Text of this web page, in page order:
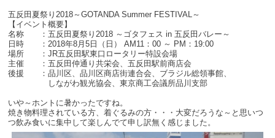
五反田夏祭り2018～GOTANDA Summer FESTIVAL～
【イベント概要】
名称 ：五反田夏祭り2018 ～ゴタフェス in 五反田バレー～
日時 ：2018年8月5日（日） AM11：00 ～ PM：19:00
場所 ：JR五反田駅東口ロータリー特設会場
主催 ：五反田仲通り共栄会、五反田駅前商店会
後援 ：品川区、品川区商店街連合会、ブラジル総領事館、
しながわ観光協会、東京商工会議所品川支部
いや～ホントに暑かったですね。
焼き物料理されている方、着ぐるみの方・・・大変だろうな～と思いつ
つ飲み食いに集中して楽しんでて申し訳無く感じました。